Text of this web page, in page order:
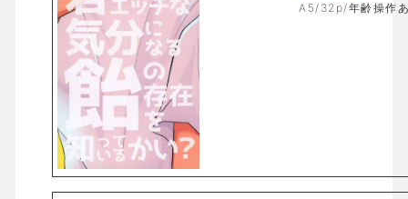
A5/32p/年齢操作